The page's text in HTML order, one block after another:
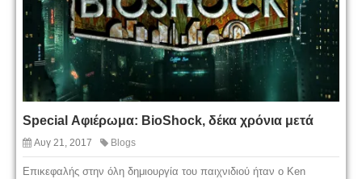
Special Αφιέρωμα: BioShock, δέκα χρόνια μετά
Αυγ 21, 2017 Blogs
Επικεφαλής στην όλη δημιουργία του παιχνιδιού ήταν ο Ken